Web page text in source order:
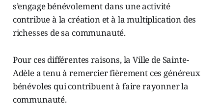
s’engage bénévolement dans une activité
contribue à la création et à la multiplication des
richesses de sa communauté.
Pour ces différentes raisons, la Ville de Sainte-
Adèle a tenu à remercier fièrement ces généreux
bénévoles qui contribuent à faire rayonner la
communauté.